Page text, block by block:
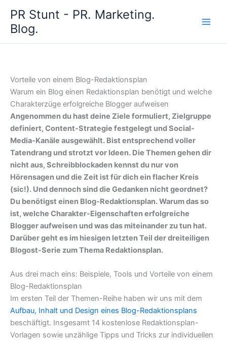
Inhalt
springen
PR Stunt - PR. Marketing.
Blog.
Vorteile von einem Blog-Redaktionsplan
Warum ein Blog einen Redaktionsplan benötigt und welche
Charakterzüge erfolgreiche Blogger aufweisen
Angenommen du hast deine Ziele formuliert, Zielgruppe
definiert, Content-Strategie festgelegt und Social-
Media-Kanäle ausgewählt. Bist entsprechend voller
Tatendrang und strotzt vor Ideen. Die Themen gehen dir
nicht aus, Schreibblockaden kennst du nur von
Hörensagen und die Zeit ist für dich ein flacher Kreis
(sic!). Und dennoch sind die Gedanken nicht geordnet?
Du benötigst einen Blog-Redaktionsplan. Warum das so
ist, welche Charakter-Eigenschaften erfolgreiche
Blogger aufweisen und was das miteinander zu tun hat.
Darüber geht es im hiesigen letzten Teil der dreiteiligen
Blogost-Serie zum Thema Redaktionsplan.
Aus drei mach eins: Beispiele, Tools und Vorteile von einem
Blog-Redaktionsplan
Im ersten Teil der Themen-Reihe haben wir uns mit dem
Aufbau, Inhalt und Design eines Blog-Redaktionsplans
beschäftigt. Insgesamt 14 kostenlose Redaktionsplan-
Vorlagen sowie unzählige Tipps und Tricks zur individuellen